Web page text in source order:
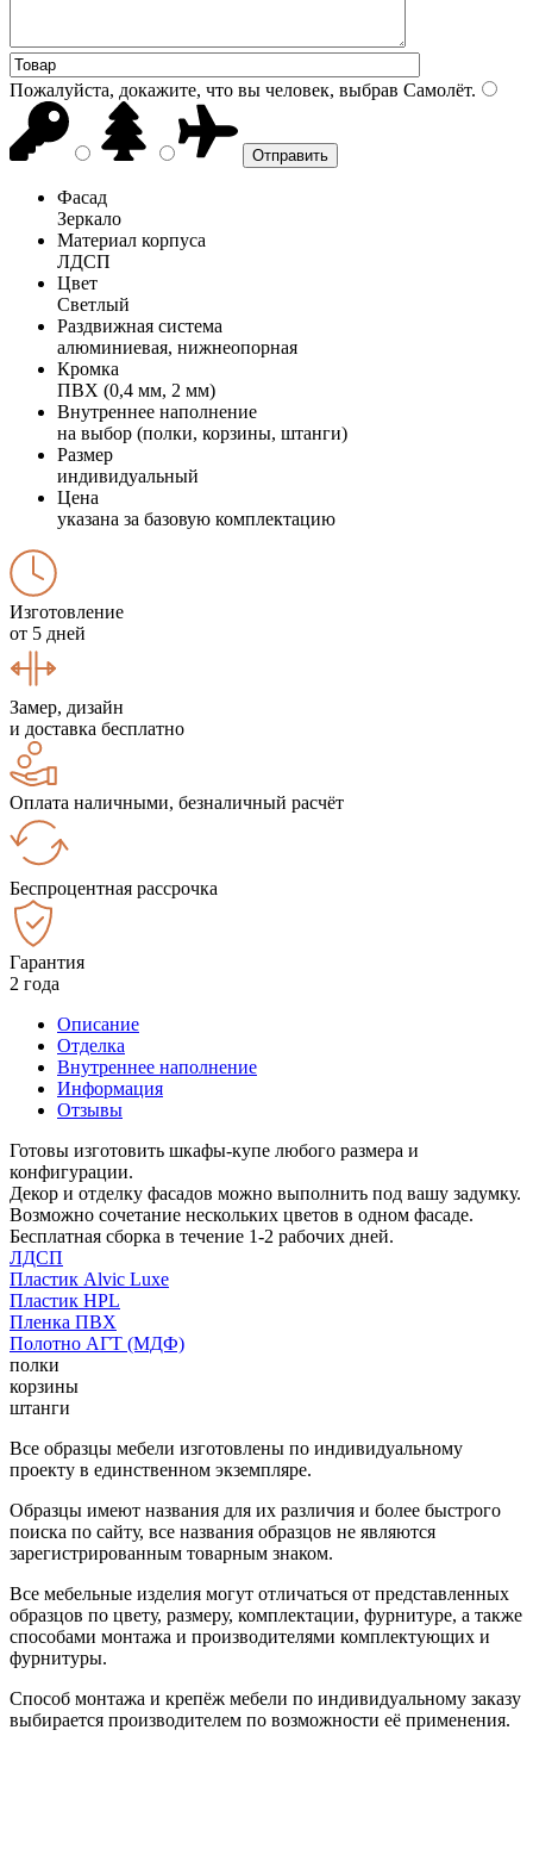
Пожалуйста, докажите, что вы человек, выбрав Самолёт.
Фасад
Зеркало
Материал корпуса
ЛДСП
Цвет
Светлый
Раздвижная система
алюминиевая, нижнеопорная
Кромка
ПВХ (0,4 мм, 2 мм)
Внутреннее наполнение
на выбор (полки, корзины, штанги)
Размер
индивидуальный
Цена
указана за базовую комплектацию
Изготовление
от 5 дней
Замер, дизайн
и доставка бесплатно
Оплата наличными, безналичный расчёт
Беспроцентная рассрочка
Гарантия
2 года
Описание
Отделка
Внутреннее наполнение
Информация
Отзывы
Готовы изготовить шкафы-купе любого размера и
конфигурации.
Декор и отделку фасадов можно выполнить под вашу задумку.
Возможно сочетание нескольких цветов в одном фасаде.
Бесплатная сборка в течение 1-2 рабочих дней.
ЛДСП
Пластик Alvic Luxe
Пластик HPL
Пленка ПВХ
Полотно АГТ (МДФ)
полки
корзины
штанги
Все образцы мебели изготовлены по индивидуальному
проекту в единственном экземпляре.
Образцы имеют названия для их различия и более быстрого
поиска по сайту, все названия образцов не являются
зарегистрированным товарным знаком.
Все мебельные изделия могут отличаться от представленных
образцов по цвету, размеру, комплектации, фурнитуре, а также
способами монтажа и производителями комплектующих и
фурнитуры.
Способ монтажа и крепёж мебели по индивидуальному заказу
выбирается производителем по возможности её применения.